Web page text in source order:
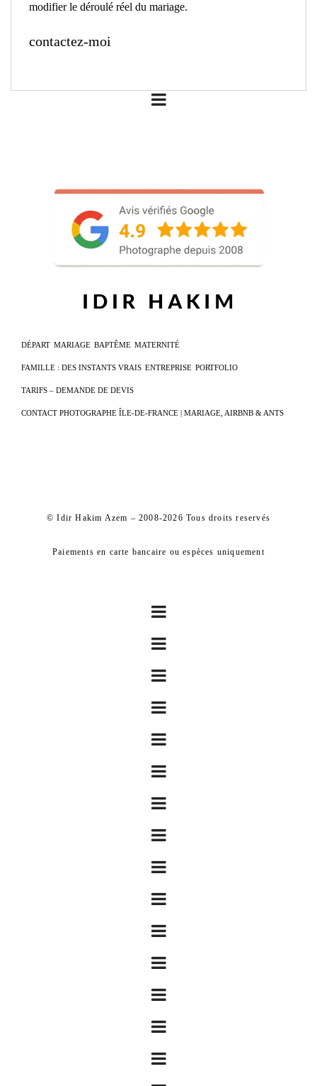
modifier le déroulé réel du mariage.
contactez-moi
DÉPART MARIAGE BAPTÊME MATERNITÉ
FAMILLE : DES INSTANTS VRAIS ENTREPRISE PORTFOLIO
TARIFS – DEMANDE DE DEVIS
CONTACT PHOTOGRAPHE ÎLE-DE-FRANCE | MARIAGE, AIRBNB & ANTS
© Idir Hakim Azem – 2008-2026 Tous droits reservés
Paiements en carte bancaire ou espèces uniquement